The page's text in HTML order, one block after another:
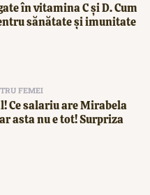
în vitamina C și D. Cum
sănătate și imunitate
FEMEI
Ce salariu are Mirabela
asta nu e tot! Surpriza